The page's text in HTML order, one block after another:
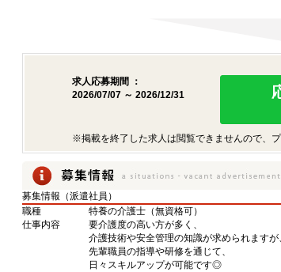
求人応募期間 ：
2026/07/07 ～ 2026/12/31
※掲載を終了した求人は閲覧できませんので、
募集情報（派遣社員）
職種
特養の介護士（無資格可）
仕事内容
要介護度の高い方が多く、
介護技術や安全管理の知識が求められますが
先輩職員の指導や研修を通じて、
日々スキルアップが可能です◎